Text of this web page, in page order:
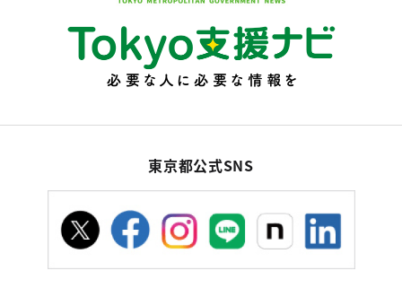
東京都公式SNS